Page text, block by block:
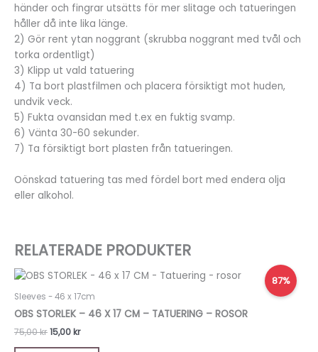
händer och fingrar utsätts för mer slitage och tatueringen
håller då inte lika länge.
2) Gör rent ytan noggrant (skrubba noggrant med tvål och
torka ordentligt)
3) Klipp ut vald tatuering
4) Ta bort plastfilmen och placera försiktigt mot huden,
undvik veck.
5) Fukta ovansidan med t.ex en fuktig svamp.
6) Vänta 30-60 sekunder.
7) Ta försiktigt bort plasten från tatueringen.
Oönskad tatuering tas med fördel bort med endera olja
eller alkohol.
RELATERADE PRODUKTER
87%
Sleeves - 46 x 17cm
OBS STORLEK – 46 X 17 CM – TATUERING – ROSOR
75,00kr
Det
priset
var:
75,00 kr.
15,00kr
Det
priset
är:
15,00 kr.